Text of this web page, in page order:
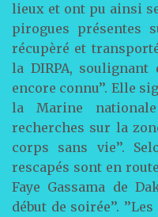
lieux et ont pu ainsi
pirogues présentes
récupèré et
la DIRPA, soulignant
encore connu’’. Elle
la Marine
recherches sur la
corps sans vie’’.
rescapés sont en
Faye Gassama de
début de soirée’’.